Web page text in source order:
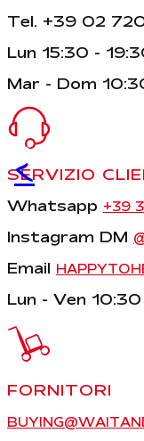
<
Tel. +39 02
Lun 15:30 -
Mar - Dom
SERVIZIO
Whatsapp +39
Instagram DM
Email
Lun - Ven
FORNITORI